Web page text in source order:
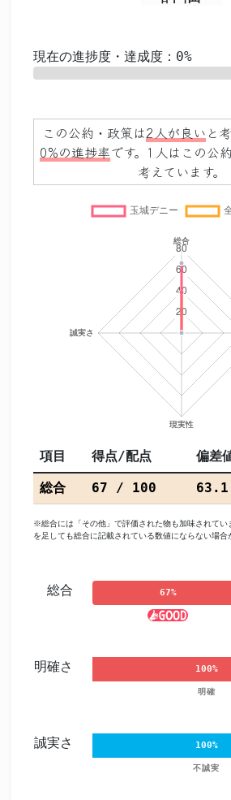
現在の進捗度・達成度：0%
この公約・政策は2人が良い と
0%の進捗率です。1人はこの公
考えています。
項目 得点/配点 偏差
総合 67 / 100 63.1
※総合には「その他」で評価された物も加味されてい
を足しても総合に記載されている数値にならない場合
総合 67%
明確さ 100%
明確
誠実さ 100%
不誠実